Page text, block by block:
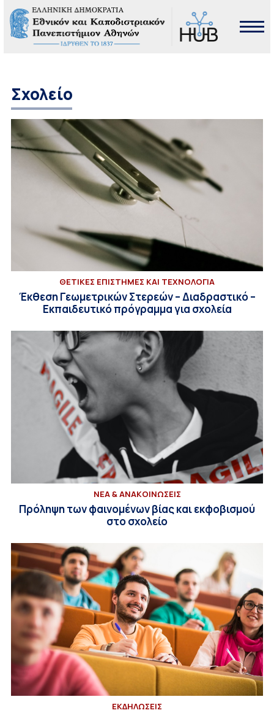
Σχολείο
ΘΕΤΙΚΕΣ ΕΠΙΣΤΗΜΕΣ ΚΑΙ ΤΕΧΝΟΛΟΓΙΑ
Έκθεση Γεωμετρικών Στερεών – Διαδραστικό –
Εκπαιδευτικό πρόγραμμα για σχολεία
ΝΕΑ & ΑΝΑΚΟΙΝΩΣΕΙΣ
Πρόληψη των φαινομένων βίας και εκφοβισμού
στο σχολείο
ΕΚΔΗΛΩΣΕΙΣ